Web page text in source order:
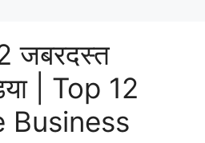
जबरदस्त
| Top 12
Business